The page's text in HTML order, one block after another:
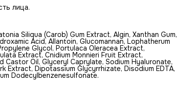
лица.
Siliqua (Carob) Gum Extract, Algin, Xanthan Gum,
Acid, Allantoin, Glucomannan, Lophatherum
Glycol, Portulaca Oleracea Extract,
Extract, Cnidium Monnieri Fruit Extract,
Oil, Glyceryl Caprylate, Sodium Hyaluronate,
Extract, Dipotassium Glycyrrhizate, Disodium EDTA,
Dodecylbenzenesulfonate.